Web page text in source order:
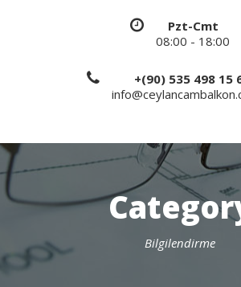
Pzt-Cmt
08:00 - 18:00
+(90) 535 498 15
Bilgilendirme